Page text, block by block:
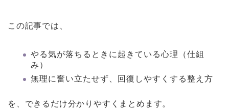
この記事では、
やる気が落ちるときに起きている心理（仕組
み）
無理に奮い立たせず、回復しやすくする整え方
を、できるだけ分かりやすくまとめます。